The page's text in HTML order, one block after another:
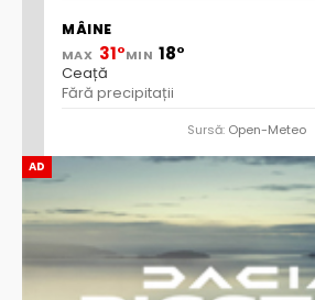
AD
MÂINE
MAX 31°MIN 18°
Ceață
Fără precipitații
Sursă: Open-Meteo